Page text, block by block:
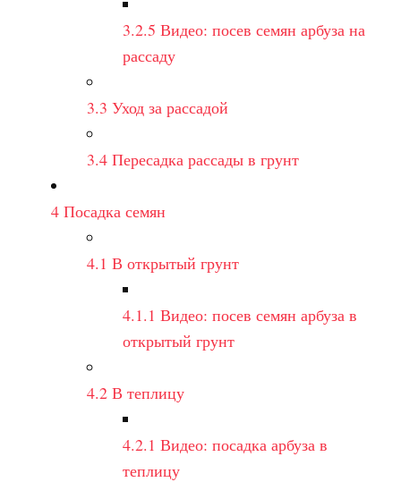
3.2.5 Видео: посев семян арбуза на
рассаду
3.3 Уход за рассадой
3.4 Пересадка рассады в грунт
4 Посадка семян
4.1 В открытый грунт
4.1.1 Видео: посев семян арбуза в
открытый грунт
4.2 В теплицу
4.2.1 Видео: посадка арбуза в
теплицу